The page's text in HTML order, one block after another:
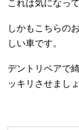
これは気になっ
しかもこちらの
しい車です。
デントリペアで
ッキリさせまし